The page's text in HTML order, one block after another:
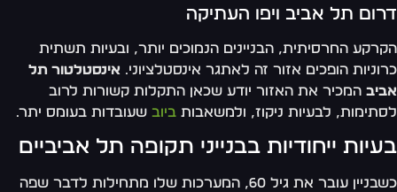
תל אביב ויפו העתיקה
החרסיתית, הבניינים הנמוכים יותר, ובעיות תשתית
הופכים אזור זה לאתגר אינסטלציוני.אינסטלטור תל
המכיר את האזור יודע שכאן התקלות קשורות לרוב
לבעיות ניקוז, ולמשאבותביובשעובדות בעומס יתר.
ייחודיות בבנייני תקופה תל אביביים
כשבניין עובר את גיל 60, המערכות שלו מתחילות לדבר שפה